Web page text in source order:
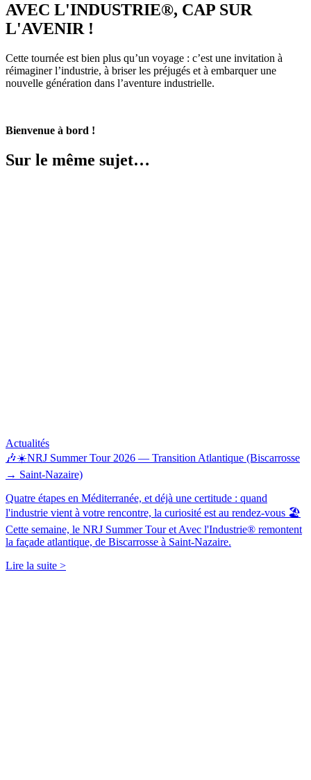
AVEC L'INDUSTRIE®, CAP SUR
L'AVENIR !
Cette tournée est bien plus qu’un voyage : c’est une invitation à
réimaginer l’industrie, à briser les préjugés et à embarquer une
nouvelle génération dans l’aventure industrielle.
Bienvenue à bord !
Sur le même sujet…
Actualités
🎶☀️NRJ Summer Tour 2026 — Transition Atlantique (Biscarrosse
→ Saint-Nazaire)
Quatre étapes en Méditerranée, et déjà une certitude : quand
l'industrie vient à votre rencontre, la curiosité est au rendez-vous 🏖️
Cette semaine, le NRJ Summer Tour et Avec l'Industrie® remontent
la façade atlantique, de Biscarrosse à Saint-Nazaire.
Lire la suite >